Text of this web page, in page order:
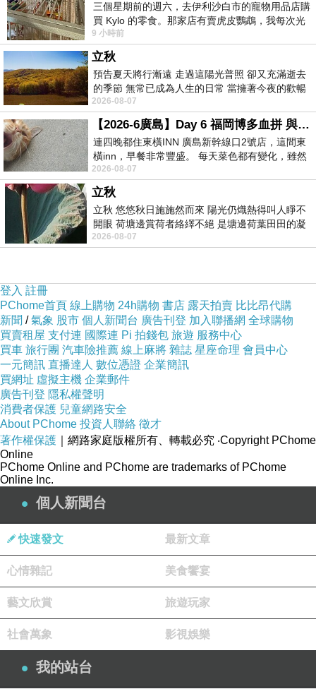
有助於促進腸胃蠕動和消化液分泌，提高消化能力。食用
麵條菜可以預防多種消化不良症狀，如腹脹、腹痛和食欲
不振等。因此，平時適量食用麵條菜有益於促進消化和維
護腸胃健康。
現代人常常面臨著便秘和肥胖的問題，而麵條菜是一
種非常適合解決這些問題的食物。它富含植物纖維素，可
以幫助清理腸道，促進排便，縮短排便時間，從而有效緩
解便秘。此外，麵條菜熱量低，幾乎不含脂肪，經常食用
可以有效控制體重，預防肥胖。
潤肺止咳。麵條菜性寒味澀，能夠清熱解毒，潤肺止
咳。在春季多變的天氣中，人們容易感冒咳嗽，此時食用
麵條菜能夠很好地改善咳嗽症狀，滋養肺臟。
它含有一些特殊的成分，具有涼血止血的功效。當人們出
現吐血、便血等不良症狀時，可以用麵條菜煎水喝，能夠
迅速止血。此外，還可以用於外傷止血，將麵條菜曬乾後
研末外敷，或將新鮮的麵條菜搗碎研成粉末外敷，都能夠
快速止血。
全草及嫩莖葉入藥，有潤肺止 咳、涼血止血功效,可
治虛勞咳嗽,鼻衄、吐血等症。麵條菜也是一種非常營養的
食材，可以用來製作各種美食。麵條菜的吃法非常多，可
涼拌可做餡，今天，給大家推薦個簡單省力的做法：蒸麵
先將麵條菜去根洗淨並瀝幹水分。加入適量花生油和
鹽，再倒入適量麵粉，用手攪拌均勻，確保每一條麵條菜
都能裹上麵粉。燒開水並放入蒸籠，將拌好的麵條菜均勻
鋪開，蓋上鍋蓋，蒸5分鐘左右即可出鍋。最後，根據個人
口味加入自己喜歡的料汁，即可享用美味的麵條菜。
麵條菜餡餅是一種小吃，主料是麵粉，配料是酵母
作而成。麵條菜拼菊花，麵條菜擇洗乾淨，放沸水中焯一
三個星期前的週六，去伊利沙白市的寵物用品店購
買 Kylo 的零食。那家店有賣虎皮鸚鵡，我每次光
顧都會去看一下。他們偶爾會引進 C
9 小時前
立秋
預告夏天將行漸遠 走過這陽光普照 卻又充滿逝去
的季節 無常已成為人生的日常 當擁著今夜的歡暢
舒心 轉眼驟成昨日 而明晨 太陽
2026-08-07
【2026-6廣島】Day 6 福岡博多血拼 與機場接送少年司機深夜對談
連四晚都住東橫INN 廣島新幹線口2號店，這間東
橫inn，早餐非常豐盛。 每天菜色都有變化，雖然
看到工作人員拿出料理包加熱，但
2026-08-07
立秋
立秋 悠悠秋日施施然而來 陽光仍熾熱得叫人睜不
開眼 荷塘邊賞荷者絡繹不絕 是塘邊荷葉田田的凝
望 風中飄逸的是映日荷花別樣紅
2026-08-07
登入 註冊
PChome首頁 線上購物 24h購物 書店 露天拍賣 比比昂代購
新聞 /氣象 股市 個人新聞台 廣告刊登 加入聯播網 全球購物
買賣租屋 支付連 國際連 Pi 拍錢包 旅遊 服務中心
買車 旅行團 汽車險推薦 線上麻將 雜誌 星座命理 會員中心
一元簡訊 直播達人 數位憑證 企業簡訊
買網址 虛擬主機 企業郵件
廣告刊登 隱私權聲明
消費者保護 兒童網路安全
About PChome 投資人聯絡 徵才
著作權保護 ｜網路家庭版權所有、轉載必究 ‧Copyright PChome
Online
PChome Online and PChome are trademarks of PChome
Online Inc.
個人新聞台
快速發文 最新文章
心情雜記 美食饗宴
藝文欣賞 旅遊玩家
社會萬象 影視娛樂
我的站台